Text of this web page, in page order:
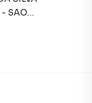
- SAO
condições